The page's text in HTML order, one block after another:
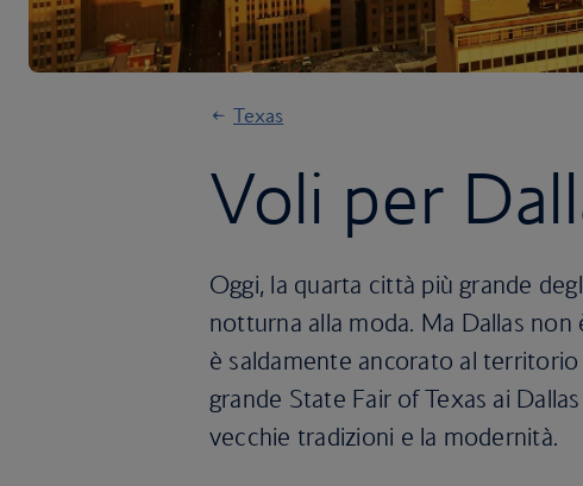
Texas
Voli per
Oggi, la quarta città più grande
notturna alla moda. Ma Dallas
è saldamente ancorato al
grande State Fair of Texas ai
vecchie tradizioni e la modernità.